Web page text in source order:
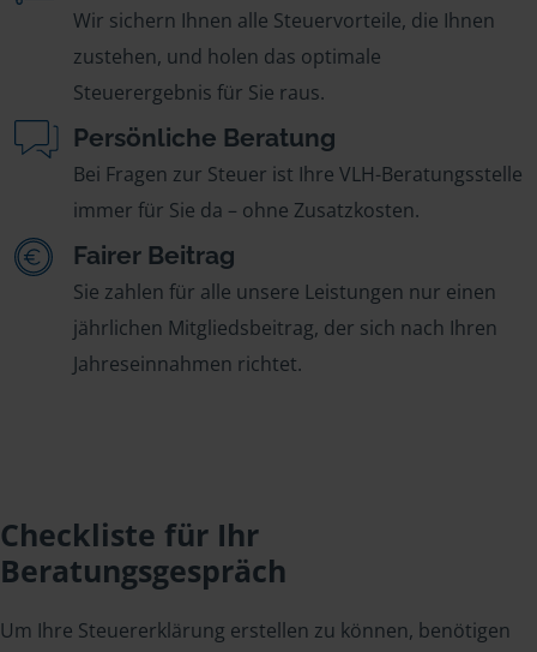
Wir sichern Ihnen alle Steuervorteile, die Ihnen
zustehen, und holen das optimale
Steuerergebnis für Sie raus.
Persönliche Beratung
Bei Fragen zur Steuer ist Ihre VLH-Beratungsstelle
immer für Sie da – ohne Zusatzkosten.
Fairer Beitrag
Sie zahlen für alle unsere Leistungen nur einen
jährlichen Mitgliedsbeitrag, der sich nach Ihren
Jahreseinnahmen richtet.
Checkliste für Ihr
Beratungsgespräch
Um Ihre Steuererklärung erstellen zu können, benötigen